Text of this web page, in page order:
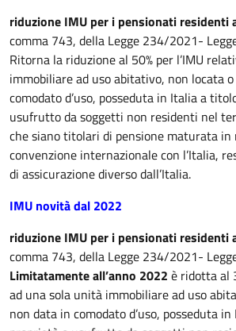
riduzione IMU per i pensionati residenti
comma 743, della Legge 234/2021-
Ritorna la riduzione al 50% per l’IMU
immobiliare ad uso abitativo, non locata
comodato d’uso, posseduta in Italia a
usufrutto da soggetti non residenti nel
che siano titolari di pensione maturata in
convenzione internazionale con l’Italia,
di assicurazione diverso dall’Italia.
IMU novità dal 2022
riduzione IMU per i pensionati residenti
comma 743, della Legge 234/2021-
Limitatamente all’anno 2022 è ridotta al
ad una sola unità immobiliare ad uso
non data in comodato d’uso, posseduta